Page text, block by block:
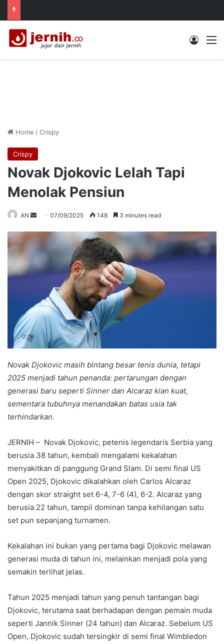
Log In
Home /Crispy
Crispy
Novak Djokovic Lelah Tapi
Menolak Pensiun
AN
Send07/09/2025 148 3 minutes read
Novak Djokovic masih bintang besar tenis dunia, tetapi
2025 menjadi tahun penanda: pertarungan dengan
generasi baru seperti Sinner dan Alcaraz kian kuat,
sementara tubuhnya menandakan batas usia tak
terhindarkan.
JERNIH – Novak Djokovic, petenis legendaris Serbia yang
berusia 38 tahun, kembali mengalami kekalahan
menyakitkan di panggung Grand Slam. Di semi final US
Open 2025, Djokovic dikalahkan oleh Carlos Alcaraz
dengan skor straight set 6-4, 7-6 (4), 6-2. Alcaraz yang
berusia 22 tahun, tampil dominan tanpa kehilangan satu
set pun sepanjang turnamen.
Kekalahan ini bukan yang pertama bagi Djokovic melawan
generasi muda di tahun ini, melainkan menjadi pola yang
semakin terlihat jelas.
Tahun 2025 menjadi tahun yang penuh tantangan bagi
Djokovic, terutama saat berhadapan dengan pemain muda
seperti Jannik Sinner (24 tahun) dan Alcaraz. Sebelum US
Open, Djokovic sudah tersingkir di semi final Wimbledon